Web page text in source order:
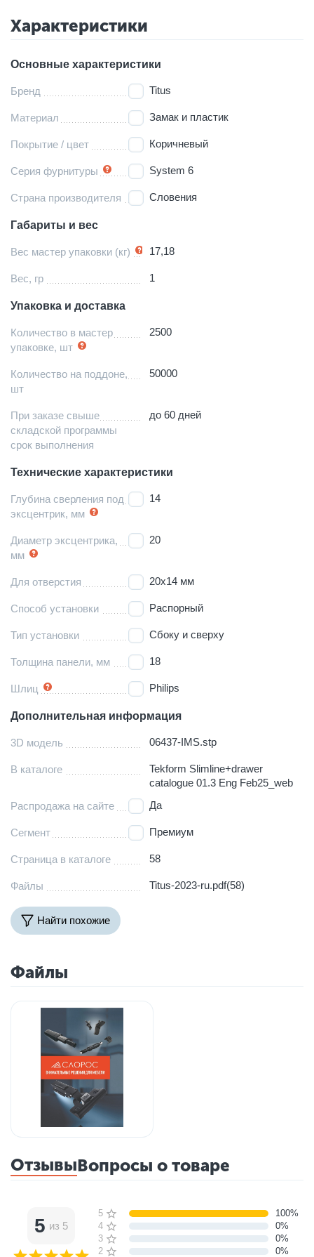
Характеристики
Основные характеристики
Бренд Titus
Материал Замак и пластик
Покрытие / цвет Коричневый
Серия фурнитуры System 6
Страна производителя Словения
Габариты и вес
Вес мастер упаковки (кг) 17,18
Вес, гр 1
Упаковка и доставка
Количество в мастер
упаковке, шт
2500
Количество на поддоне,
шт
50000
При заказе свыше
складской программы
срок выполнения
до 60 дней
Технические характеристики
Глубина сверления под
эксцентрик, мм
14
Диаметр эксцентрика,
мм
20
Для отверстия 20х14 мм
Способ установки Распорный
Тип установки Сбоку и сверху
Толщина панели, мм 18
Шлиц Philips
Дополнительная информация
3D модель 06437-IMS.stp
В каталоге
Tekform Slimline+drawer
catalogue 01.3 Eng Feb25_web
Распродажа на сайте
Да
Сегмент Премиум
Страница в каталоге 58
Файлы Titus-2023-ru.pdf(58)
Найти похожие
Файлы
ОтзывыВопросы о товаре
5 из 5
5 звёзд
100%
4 звезды
0%
3 звезды
0%
2 звезды
0%